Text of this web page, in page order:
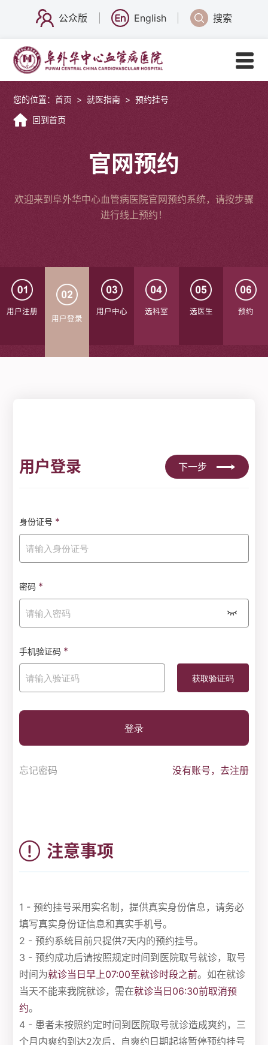
公众版 English 搜索
您的位置：首页 > 就医指南 > 预约挂号
回到首页
官网预约
欢迎来到阜外华中心血管病医院官网预约系统，请按步骤
进行线上预约！
用户注册
用户登录
用户中心 选科室 选医生 预约
用户登录 下一步
身份证号 *
密码 *
手机验证码 *
登录
忘记密码 没有账号，去注册
注意事项
1 - 预约挂号采用实名制，提供真实身份信息，请务必
填写真实身份证信息和真实手机号。
2 - 预约系统目前只提供7天内的预约挂号。
3 - 预约成功后请按照规定时间到医院取号就诊，取号
时间为就诊当日早上07:00至就诊时段之前。如在就诊
当天不能来我院就诊，需在就诊当日06:30前取消预
约。
4 - 患者未按照约定时间到医院取号就诊造成爽约，三
个月内爽约到达2次后，自爽约日期起将暂停预约挂号